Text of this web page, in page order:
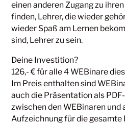
einen anderen Zugang zu
finden, Lehrer, die wieder
wieder Spaß am Lernen
sind, Lehrer zu sein.
Deine Investition?
126,- € für alle 4 WEBinare
Im Preis enthalten sind
auch die Präsentation als
zwischen den WEBinaren und
Aufzeichnung für die gesamte